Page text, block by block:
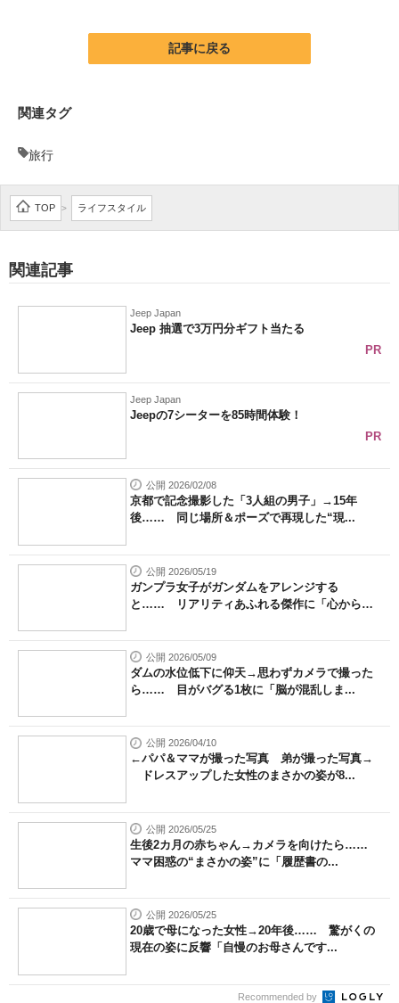
記事に戻る
関連タグ
旅行
TOP > ライフスタイル
関連記事
Jeep Japan
Jeep 抽選で3万円分ギフト当たる
PR
Jeep Japan
Jeepの7シーターを85時間体験！
PR
公開 2026/02/08
京都で記念撮影した「3人組の男子」→15年
後…… 同じ場所＆ポーズで再現した“現...
公開 2026/05/19
ガンプラ女子がガンダムをアレンジする
と…… リアリティあふれる傑作に「心から尊
公開 2026/05/09
ダムの水位低下に仰天→思わずカメラで撮った
ら…… 目がバグる1枚に「脳が混乱しま...
公開 2026/04/10
←パパ＆ママが撮った写真 弟が撮った写真→
ドレスアップした女性のまさかの姿が8...
公開 2026/05/25
生後2カ月の赤ちゃん→カメラを向けたら……
ママ困惑の“まさかの姿”に「履歴書の...
公開 2026/05/25
20歳で母になった女性→20年後…… 驚がくの
現在の姿に反響「自慢のお母さんです...
Recommended by